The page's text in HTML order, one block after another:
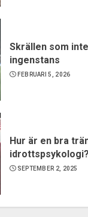
Skrällen som
ingenstans
FEBRUARI 5, 2026
Hur är en bra
idrottspsykologi?
SEPTEMBER 2, 2025